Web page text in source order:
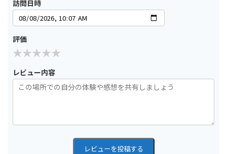
訪問日時
評価
レビュー内容
レビューを投稿する